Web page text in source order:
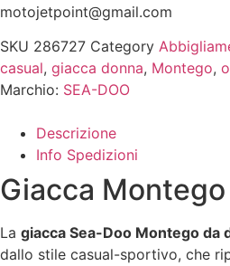
motojetpoint@gmail.com
SKU 286727 Category
casual, giacca donna, Montego,
Marchio: SEA-DOO
Descrizione
Info Spedizioni
Giacca
La giacca Sea-Doo Montego da
dallo stile casual-sportivo, che